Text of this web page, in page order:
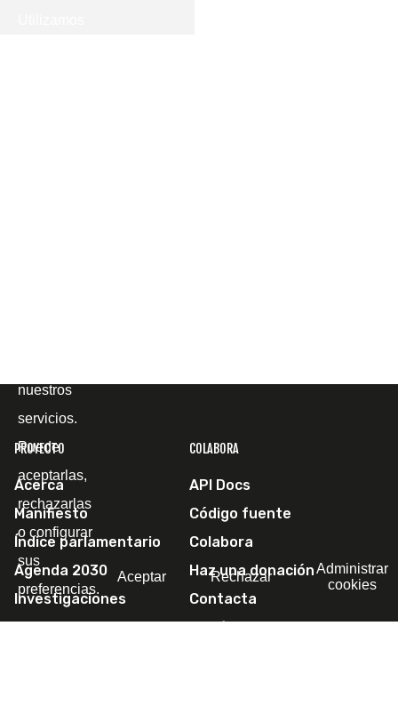
PROYECTO
Acerca
Manifiesto
Índice parlamentario
Agenda 2030
Investigaciones
COLABORA
API Docs
Código fuente
Colabora
Haz una donación
Contacta
Escríbenos
nuestros
servicios.
Puede
aceptarlas,
rechazarlas
o configurar
sus
preferencias.
Aceptar Rechazar
Administrar
cookies